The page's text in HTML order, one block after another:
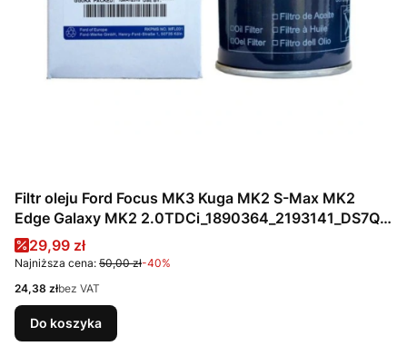
Filtr oleju Ford Focus MK3 Kuga MK2 S-Max MK2
Edge Galaxy MK2 2.0TDCi_1890364_2193141_DS7Q-
6714-AA_DS7Q-6714-AB
Cena promocyjna
29,99 zł
Najniższa cena: 50,00 zł-40%
Cena
24,38 złbez VAT
Do koszyka